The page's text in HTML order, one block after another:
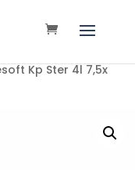
Kp Ster 4l 7,5x